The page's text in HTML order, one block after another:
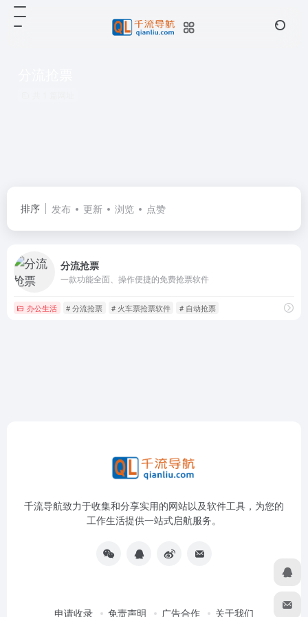
排序 发布 更新 浏览 点赞
分流抢票
一款功能全面、操作便捷的免费抢票软件
办公生活 # 分流抢票 # 火车票抢票软件 # 自动抢票
千流导航致力于收集和分享实用的网站以及软件工具，为您的
工作生活提供一站式启航服务。
申请收录 免责声明 广告合作 关于我们